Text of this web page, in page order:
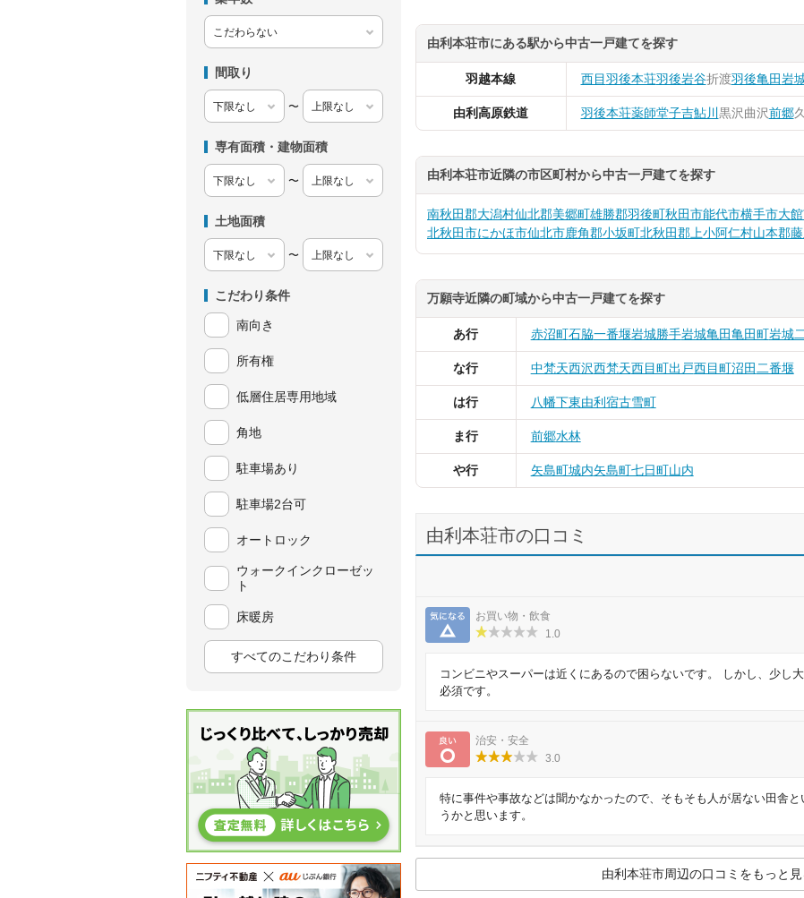
間取り
〜
専有面積・建物面積
〜
土地面積
〜
こだわり条件
南向き
所有権
低層住居専用地域
角地
駐車場あり
駐車場2台可
オートロック
ウォークインクローゼッ
ト
床暖房
すべてのこだわり条件
由利本荘市にある駅から中古一戸建てを探す
羽越本線 西目羽後本荘羽後岩谷折渡羽後亀田岩
由利高原鉄道 羽後本荘薬師堂子吉鮎川 黒沢曲沢前郷
由利本荘市近隣の市区町村から中古一戸建てを探す
南秋田郡大潟村仙北郡美郷町雄勝郡羽後町秋田市能代市横手市大
北秋田市にかほ市仙北市鹿角郡小坂町北秋田郡上小阿仁村山本郡
万願寺近隣の町域から中古一戸建てを探す
あ行 赤沼町石脇一番堰岩城勝手岩城亀田亀田町岩城
な行 中梵天西沢西梵天西目町出戸西目町沼田 二番堰
は行 八幡下東由利宿古雪町
ま行 前郷水林
や行 矢島町城内矢島町七日町山内
由利本荘市の口コミ
気になる
お買い物・飲食
1.0
コンビニやスーパーは近くにあるので困らないです。 しかし、少し
必須です。
良い
治安・安全
3.0
特に事件や事故などは聞かなかったので、そもそも人が居ない田舎
うかと思います。
由利本荘市周辺の口コミをもっと見